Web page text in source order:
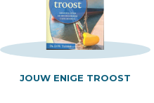
JOUW ENIGE TROOST